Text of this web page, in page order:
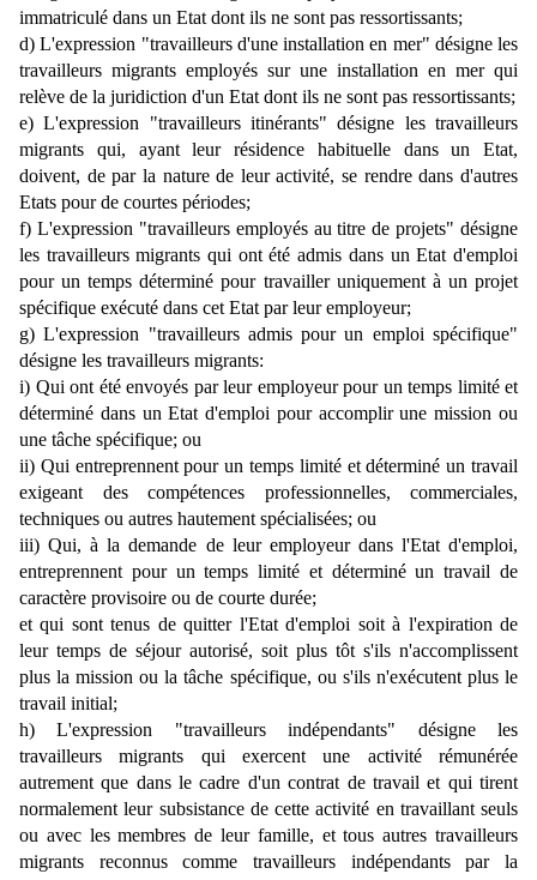
immatriculé dans un Etat dont ils ne sont pas ressortissants;
d) L'expression "travailleurs d'une installation en mer" désigne les
travailleurs migrants employés sur une installation en mer qui
relève de la juridiction d'un Etat dont ils ne sont pas ressortissants;
e) L'expression "travailleurs itinérants" désigne les travailleurs
migrants qui, ayant leur résidence habituelle dans un Etat,
doivent, de par la nature de leur activité, se rendre dans d'autres
Etats pour de courtes périodes;
f) L'expression "travailleurs employés au titre de projets" désigne
les travailleurs migrants qui ont été admis dans un Etat d'emploi
pour un temps déterminé pour travailler uniquement à un projet
spécifique exécuté dans cet Etat par leur employeur;
g) L'expression "travailleurs admis pour un emploi spécifique"
désigne les travailleurs migrants:
i) Qui ont été envoyés par leur employeur pour un temps limité et
déterminé dans un Etat d'emploi pour accomplir une mission ou
une tâche spécifique; ou
ii) Qui entreprennent pour un temps limité et déterminé un travail
exigeant des compétences professionnelles, commerciales,
techniques ou autres hautement spécialisées; ou
iii) Qui, à la demande de leur employeur dans l'Etat d'emploi,
entreprennent pour un temps limité et déterminé un travail de
caractère provisoire ou de courte durée;
et qui sont tenus de quitter l'Etat d'emploi soit à l'expiration de
leur temps de séjour autorisé, soit plus tôt s'ils n'accomplissent
plus la mission ou la tâche spécifique, ou s'ils n'exécutent plus le
travail initial;
h) L'expression "travailleurs indépendants" désigne les
travailleurs migrants qui exercent une activité rémunérée
autrement que dans le cadre d'un contrat de travail et qui tirent
normalement leur subsistance de cette activité en travaillant seuls
ou avec les membres de leur famille, et tous autres travailleurs
migrants reconnus comme travailleurs indépendants par la